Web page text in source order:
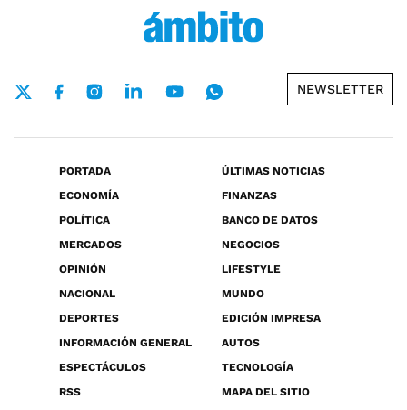
NEWSLETTER
PORTADA
ÚLTIMAS NOTICIAS
ECONOMÍA
FINANZAS
POLÍTICA
BANCO DE DATOS
MERCADOS
NEGOCIOS
OPINIÓN
LIFESTYLE
NACIONAL
MUNDO
DEPORTES
EDICIÓN IMPRESA
INFORMACIÓN GENERAL
AUTOS
ESPECTÁCULOS
TECNOLOGÍA
RSS
MAPA DEL SITIO